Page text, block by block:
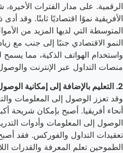
الرقمية. على مدار الفترات
الأفريقية نموًا اقتصاديًا ثابتًا. وقد
المتوسطة التي لديها المزيد من
النمو الاقتصادي جنبًا إلى جنب مع
واستخدام الهواتف الذكية، مما
منصات التداول عبر الإنترنت
2. التعليم بالإضافة إلى إمكانية الوصول إلى المعلومات
وقد تعزز الوصول إلى المعلومات
أنحاء أفريقيا. أصبح بإمكان شريحة
الوصول إلى المعلومات وأدوات
تعقيدات التداول والفوركس. فقد
الطموحين تعلم المعرفة والقدرات